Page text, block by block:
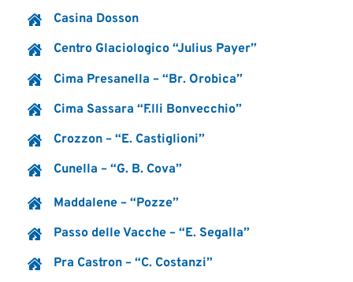
Casina Dosson
Centro Glaciologico “Julius Payer”
Cima Presanella – “Br. Orobica”
Cima Sassara “F.lli Bonvecchio”
Crozzon – “E. Castiglioni”
Cunella – “G. B. Cova”
Maddalene – “Pozze”
Passo delle Vacche – “E. Segalla”
Pra Castron – “C. Costanzi”